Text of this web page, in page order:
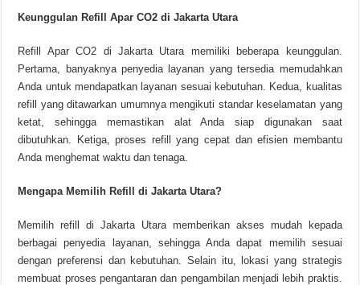
Keunggulan Refill Apar CO2 di Jakarta Utara
Refill Apar CO2 di Jakarta Utara memiliki beberapa keunggulan.
Pertama, banyaknya penyedia layanan yang tersedia memudahkan
Anda untuk mendapatkan layanan sesuai kebutuhan. Kedua, kualitas
refill yang ditawarkan umumnya mengikuti standar keselamatan yang
ketat, sehingga memastikan alat Anda siap digunakan saat
dibutuhkan. Ketiga, proses refill yang cepat dan efisien membantu
Anda menghemat waktu dan tenaga.
Mengapa Memilih Refill di Jakarta Utara?
Memilih refill di Jakarta Utara memberikan akses mudah kepada
berbagai penyedia layanan, sehingga Anda dapat memilih sesuai
dengan preferensi dan kebutuhan. Selain itu, lokasi yang strategis
membuat proses pengantaran dan pengambilan menjadi lebih praktis.